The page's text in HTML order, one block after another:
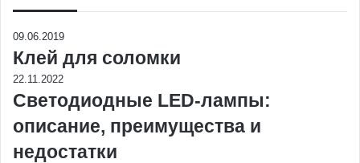
09.06.2019
Клей для соломки
22.11.2022
Светодиодные LED-лампы:
описание, преимущества и
недостатки